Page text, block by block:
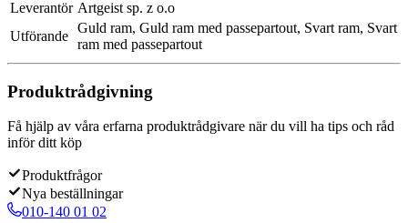
Leverantör Artgeist sp. z o.o
Utförande
Guld ram, Guld ram med passepartout, Svart ram, Svart
ram med passepartout
Produktrådgivning
Få hjälp av våra erfarna produktrådgivare när du vill ha tips och råd
inför ditt köp
Produktfrågor
Nya beställningar
010-140 01 02